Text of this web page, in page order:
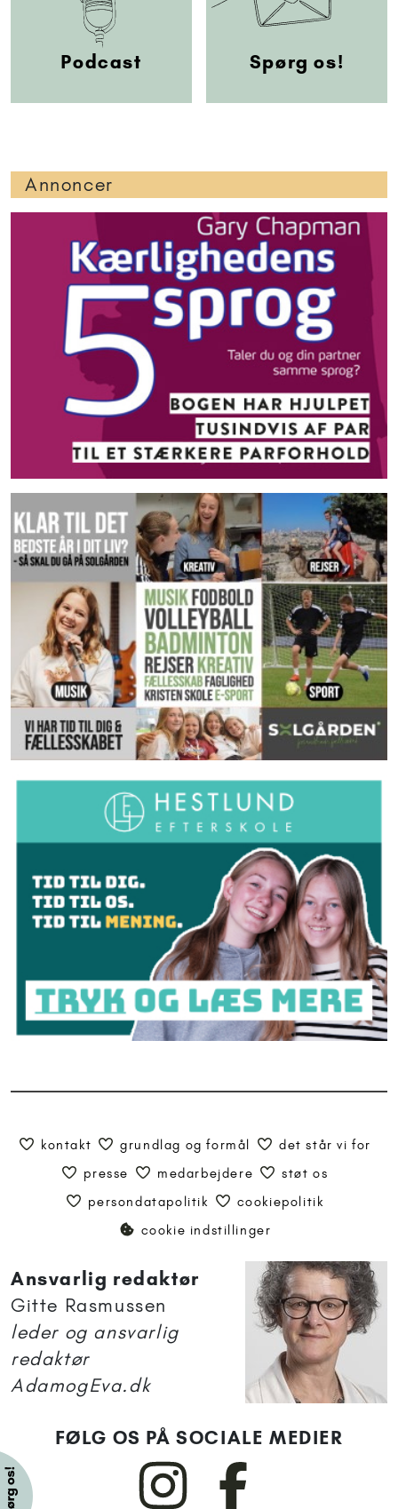
Podcast Spørg os!
Annoncer
kontakt grundlag og formål
det står vi for
presse
medarbejdere
støt os
persondatapolitik
cookiepolitik
cookie indstillinger
Ansvarlig redaktør
Gitte Rasmussen
leder og ansvarlig
redaktør
AdamogEva.dk
FØLG OS PÅ SOCIALE MEDIER